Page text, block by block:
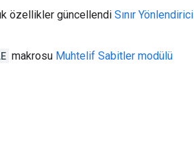
özellikler güncellendi Sınır Yönlendirici
makrosu Muhtelif Sabitler modülü